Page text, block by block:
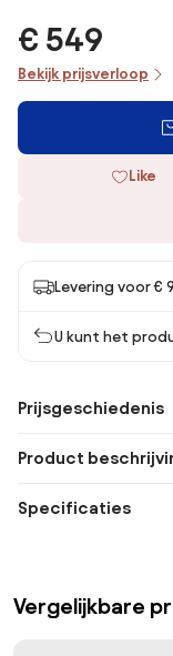
€ 549
Bekijk prijsverloop
Like
Levering voor €
U kunt het
Prijsgeschiedenis
Product
Specificaties
Vergelijkbare